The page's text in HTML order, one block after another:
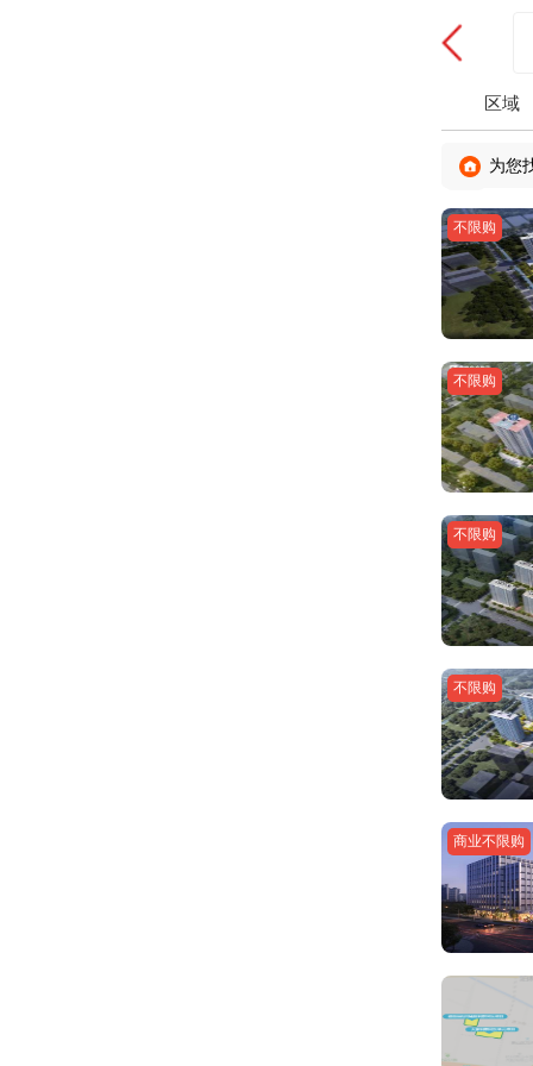
区域
为您
不限购
不限购
不限购
不限购
商业不限购